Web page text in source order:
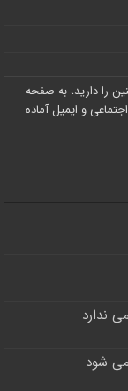
را دارید، به صفحه
و ایمیل آماده
ندارد
شود